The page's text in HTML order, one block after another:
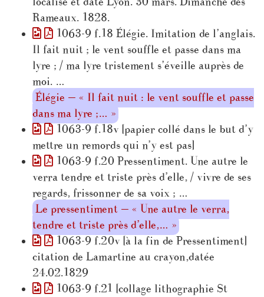
Rameaux. 1828.
1063-9 f.18 Élégie. Imitation de l’anglais.
Il fait nuit ; le vent souffle et passe dans ma
lyre ; / ma lyre tristement s’éveille auprès de
moi. …
Élégie — « Il fait nuit : le vent souffle et passe
dans ma lyre ;… »
1063-9 f.18v [papier collé dans le but d’y
mettre un remords qui n’y est pas]
1063-9 f.20 Pressentiment. Une autre le
verra tendre et triste près d’elle, / vivre de ses
regards, frissonner de sa voix ; …
Le pressentiment — « Une autre le verra,
tendre et triste près d’elle,… »
1063-9 f.20v [à la fin de Pressentiment]
citation de Lamartine au crayon,datée
24.02.1829
1063-9 f.21 [collage lithographie St